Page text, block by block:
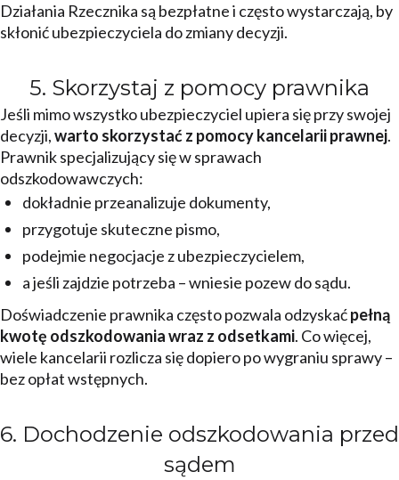
Działania Rzecznika są bezpłatne i często wystarczają, by
skłonić ubezpieczyciela do zmiany decyzji.
5. Skorzystaj z pomocy prawnika
Jeśli mimo wszystko ubezpieczyciel upiera się przy swojej
decyzji,warto skorzystać z pomocy kancelarii prawnej.
Prawnik specjalizujący się w sprawach
odszkodowawczych:
dokładnie przeanalizuje dokumenty,
przygotuje skuteczne pismo,
podejmie negocjacje z ubezpieczycielem,
a jeśli zajdzie potrzeba – wniesie pozew do sądu.
Doświadczenie prawnika często pozwala odzyskaćpełną
kwotę odszkodowania wraz z odsetkami. Co więcej,
wiele kancelarii rozlicza się dopiero po wygraniu sprawy –
bez opłat wstępnych.
6. Dochodzenie odszkodowania przed
sądem